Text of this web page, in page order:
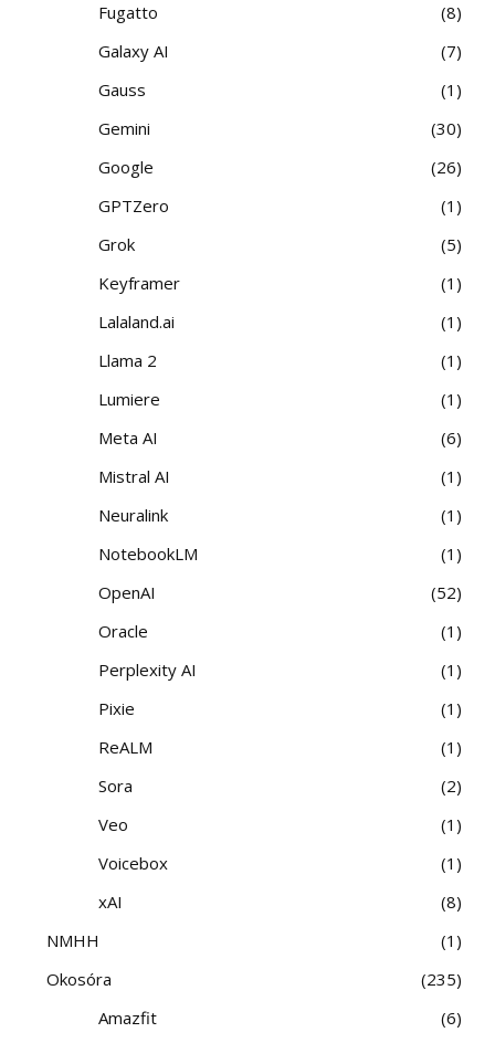
Fugatto
8
Galaxy AI
7
Gauss
1
Gemini
30
Google
26
GPTZero
1
Grok
5
Keyframer
1
Lalaland.ai
1
Llama 2
1
Lumiere
1
Meta AI
6
Mistral AI
1
Neuralink
1
NotebookLM
1
OpenAI
52
Oracle
1
Perplexity AI
1
Pixie
1
ReALM
1
Sora
2
Veo
1
Voicebox
1
xAI
8
NMHH
1
Okosóra
235
Amazfit
6